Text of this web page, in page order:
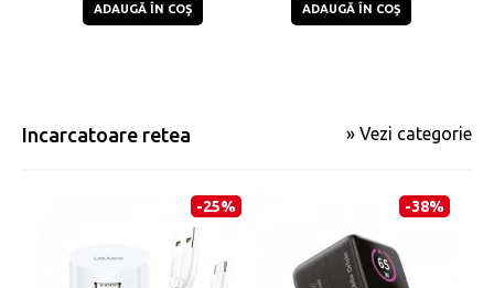
ADAUGĂ ÎN COŞ ADAUGĂ ÎN COŞ
Incarcatoare retea » Vezi categorie
-25% -38%